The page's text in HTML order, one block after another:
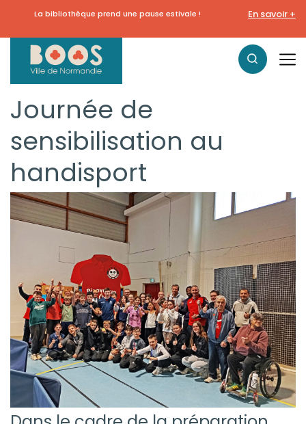
La bibliothèque prend une pause estivale ! En savoir +
Journée de
sensibilisation au
handisport